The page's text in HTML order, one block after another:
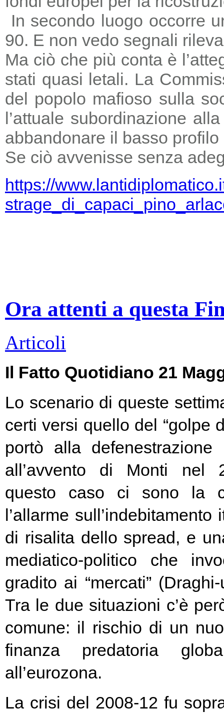
In secondo luogo occorre
90. E non vedo segnali
Ma ciò che più conta è
stati quasi letali. La
del popolo mafioso sulla
l’attuale subordinazione
abbandonare il basso
Se ciò avvenisse senza
https://
Ora attenti a questa
Articoli
Il Fatto Quotidiano 21
Lo scenario di queste
certi versi quello del “golpe
portò alla
all’avvento di Monti nel
questo caso ci sono la
l’allarme
di risalita dello spread, e
mediatico-politico che
gradito ai “mercati”
Tra le due situazioni c’è
comune: il rischio di un
finanza predatoria
all’eurozona.
La crisi del 2008-12 fu